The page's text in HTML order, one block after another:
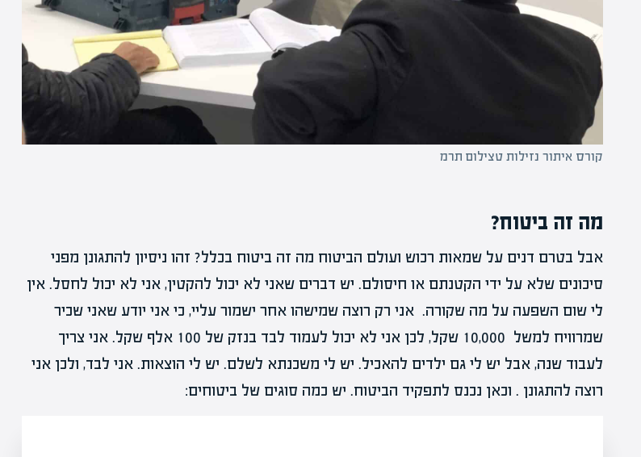
קורס איתור נזילות טצילום תרמ
מה זה ביטוח?
אבל בטרם דנים על שמאות רכוש ועולם הביטוח מה זה ביטוח בכלל? זהו ניסיון להתגונן מפני
סיכונים שלא על ידי הקטנתם או חיסולם. יש דברים שאני לא יכול להקטין, אני לא יכול לחסל. אין
לי שום השפעה על מה שקורה. אני רק רוצה שמישהו אחר ישמור עליי, כי אני יודע שאני שכיר
שמרוויח למשל 10,000 שקל, לכן אני לא יכול לעמוד לבד בנזק של 100 אלף שקל. אני צריך
לעבוד שנה, אבל יש לי גם ילדים להאכיל. יש לי משכנתא לשלם. יש לי הוצאות. אני לבד, ולכן אני
רוצה להתגונן . וכאן נכנס לתפקיד הביטוח. יש כמה סוגים של ביטוחים: